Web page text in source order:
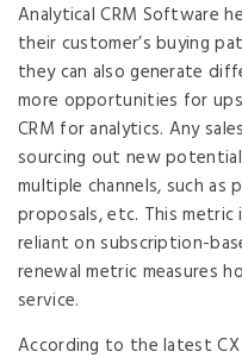
Analytical CRM Software
their customer’s buying
they can also generate
more opportunities for
CRM for analytics. Any
sourcing out new
multiple channels, such as
proposals, etc. This
reliant on subscription-
renewal metric measures
service.
According to the latest